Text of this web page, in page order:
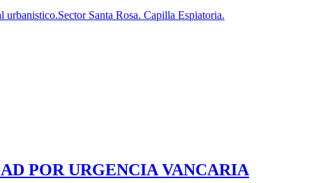
Santa Rosa. Capilla Espiatoria.
POR URGENCIA VANCARIA